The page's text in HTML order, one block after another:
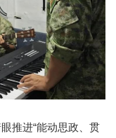
推进“能动思政、贯